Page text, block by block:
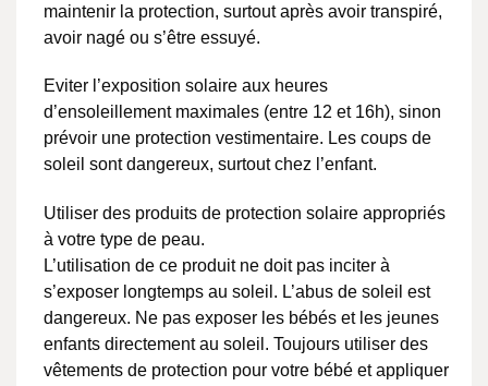
maintenir la protection, surtout après avoir transpiré,
avoir nagé ou s’être essuyé.
Eviter l’exposition solaire aux heures
d’ensoleillement maximales (entre 12 et 16h), sinon
prévoir une protection vestimentaire. Les coups de
soleil sont dangereux, surtout chez l’enfant.
Utiliser des produits de protection solaire appropriés
à votre type de peau.
L’utilisation de ce produit ne doit pas inciter à
s’exposer longtemps au soleil. L’abus de soleil est
dangereux. Ne pas exposer les bébés et les jeunes
enfants directement au soleil. Toujours utiliser des
vêtements de protection pour votre bébé et appliquer